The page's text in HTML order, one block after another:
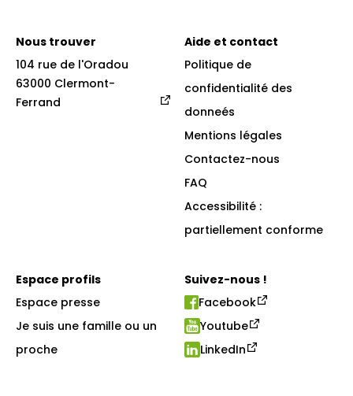
Nous trouver
104 rue de l'Oradou
63000 Clermont-
Ferrand
Aide et contact
Politique de
confidentialité des
donneés
Mentions légales
Contactez-nous
FAQ
Accessibilité :
partiellement conforme
Espace profils
Espace presse
Je suis une famille ou un
proche
Suivez-nous !
Facebook
Youtube
LinkedIn